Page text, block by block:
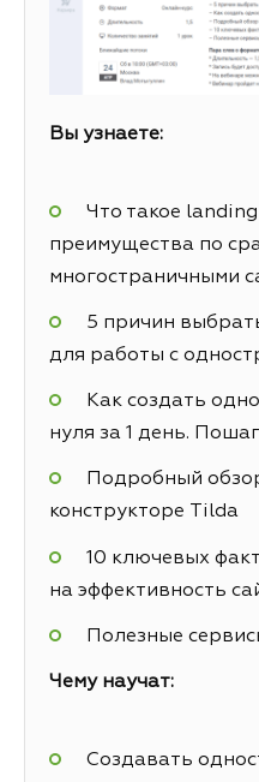
Вы узнаете:
Что такое
преимущества по
многостраничными
5 причин
для работы с
Как создать
нуля за 1 день.
Подробный
конструкторе Tilda
10 ключевых
на эффективность
Полезные
Чему научат:
Создавать